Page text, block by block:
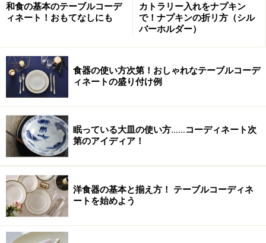
す。
方形、直角三角形のタイルを組み合わせる
＊画面をクリックすると拡大画面が見られます。
■1階のベランダのミントンタイル
方形、直角三角形、長方形のタイルを組み合わせる
＊画面をクリックすると拡大画面が見られます。
和食の基本のテーブルコーデ
ィネート！おもてなしにも
カトラリー入れをナプキン
で！ナプキンの折リ方（シル
バーホルダー）
食器の使い方次第！おしゃれなテーブルコーデ
ィネートの盛り付け例
眠っている大皿の使い方……コーディネート次
第のアイディア！
洋食器の基本と揃え方！ テーブルコーディネ
ートを始めよう